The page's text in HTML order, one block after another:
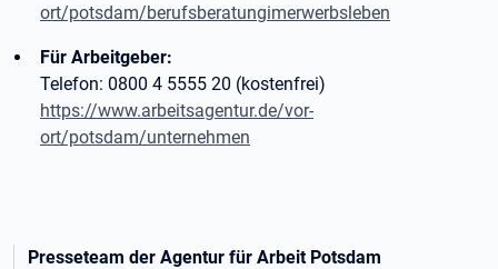
ort/potsdam/berufsberatungimerwerbsleben
Für Arbeitgeber:
Telefon: 0800 4 5555 20 (kostenfrei)
https://www.arbeitsagentur.de/vor-
ort/potsdam/unternehmen
Presseteam der Agentur für Arbeit Potsdam